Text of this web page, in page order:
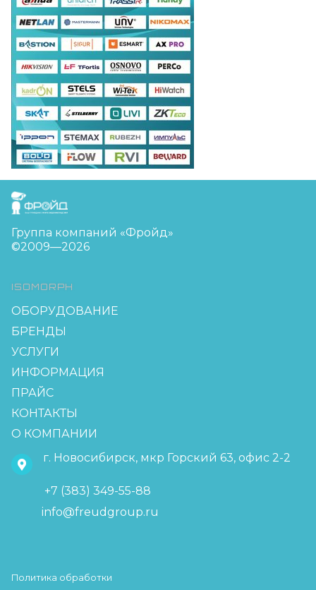
FreudGroup
Группа компаний «Фройд»
©2009—2026
ISOMORPH
ОБОРУДОВАНИЕ
БРЕНДЫ
УСЛУГИ
ИНФОРМАЦИЯ
ПРАЙС
КОНТАКТЫ
О КОМПАНИИ
г. Новосибирск, мкр Горский 63, офис 2-2
+7 (383) 349-55-88
info@freudgroup.ru
Политика обработки